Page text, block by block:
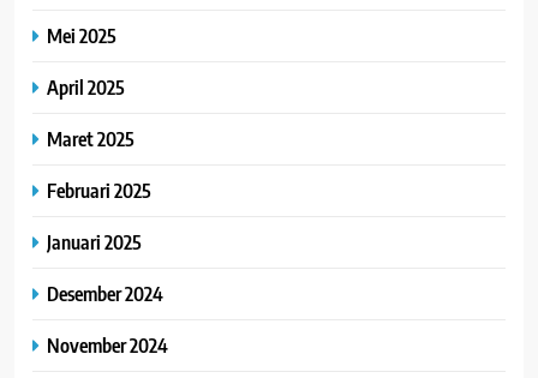
Mei 2025
April 2025
Maret 2025
Februari 2025
Januari 2025
Desember 2024
November 2024